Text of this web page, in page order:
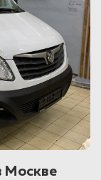
Москве